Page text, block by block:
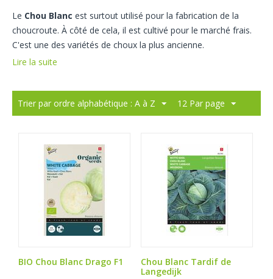
Le Chou Blanc est surtout utilisé pour la fabrication de la
choucroute. À côté de cela, il est cultivé pour le marché frais.
C'est une des variétés de choux la plus ancienne.
Lire la suite
Trier par ordre alphabétique : A à Z 12 Par page
BIO Chou Blanc Drago F1
Chou Blanc Tardif de
Langedijk